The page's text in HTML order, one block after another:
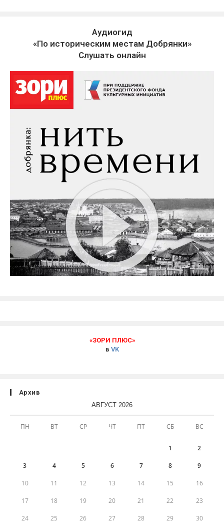
Аудиогид
«По историческим местам Добрянки»
Слушать онлайн
«ЗОРИ ПЛЮС»
в VK
Архив
АВГУСТ 2026
ПН ВТ СР ЧТ ПТ СБ ВС
1 2
3 4 5 6 7 8 9
10 11 12 13 14 15 16
17 18 19 20 21 22 23
24 25 26 27 28 29 30